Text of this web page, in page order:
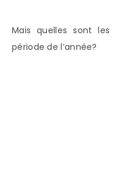
Mais quelles sont
période de l’année?